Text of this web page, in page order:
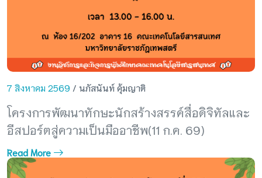
7 สิงหาคม 2569 / นภัสนันท์ คุ้มญาติ
โครงการพัฒนาทักษะนักสร้างสรรค์สื่อดิจิทัลและ
อีสปอร์ตสู่ความเป็นมืออาชีพ(11 ก.ค. 69)
Read More